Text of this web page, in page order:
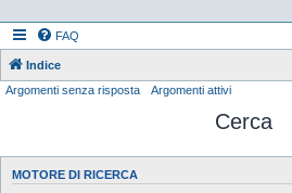
FAQ
Indice
Argomenti senza risposta
Argomenti attivi
Cerca
MOTORE DI RICERCA